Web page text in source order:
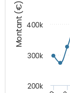
Montant (€)
200k
300k
400k